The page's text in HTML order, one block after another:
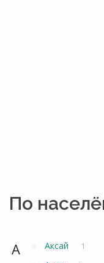
По
А Аксай 1